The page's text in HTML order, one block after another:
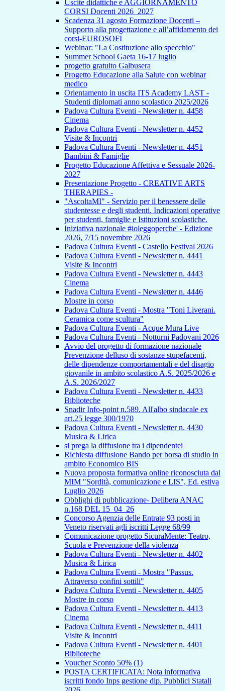
Uscite didattiche e AGGIORNAMENTO
CORSI Docenti 2026_2027
Scadenza 31 agosto Formazione Docenti –
Supporto alla progettazione e all’affidamento dei
corsi-EUROSOFI
Webinar: "La Costituzione allo specchio"
Summer School Gaeta 16-17 luglio
progetto gratuito Galbusera
Progetto Educazione alla Salute con webinar
medico
Orientamento in uscita ITS Academy LAST -
Studenti diplomati anno scolastico 2025/2026
Padova Cultura Eventi - Newsletter n. 4458
Cinema
Padova Cultura Eventi - Newsletter n. 4452
Visite & Incontri
Padova Cultura Eventi - Newsletter n. 4451
Bambini & Famiglie
Progetto Educazione Affettiva e Sessuale 2026-
2027
Presentazione Progetto - CREATIVE ARTS
THERAPIES -
"AscoltaMI" - Servizio per il benessere delle
studentesse e degli studenti. Indicazioni operative
per studenti, famiglie e Istituzioni scolastiche.
Iniziativa nazionale #ioleggoperche' - Edizione
2026, 7/15 novembre 2026
Padova Cultura Eventi - Castello Festival 2026
Padova Cultura Eventi - Newsletter n. 4441
Visite & Incontri
Padova Cultura Eventi - Newsletter n. 4443
Cinema
Padova Cultura Eventi - Newsletter n. 4446
Mostre in corso
Padova Cultura Eventi - Mostra "Toni Liverani.
Ceramica come scultura"
Padova Cultura Eventi - Acque Mura Live
Padova Cultura Eventi - Notturni Padovani 2026
Avvio del progetto di formazione nazionale
Prevenzione delluso di sostanze stupefacenti,
delle dipendenze comportamentali e del disagio
giovanile in ambito scolastico A.S. 2025/2026 e
A.S. 2026/2027
Padova Cultura Eventi - Newsletter n. 4433
Biblioteche
Snadir Info-point n.589. All'albo sindacale ex
art.25 legge 300/1970
Padova Cultura Eventi - Newsletter n. 4430
Musica & Lirica
si prega la diffusione tra i dipendentei
Richiesta diffusione Bando per borsa di studio in
ambito Economico BIS
Nuova proposta formativa online riconosciuta dal
MIM "Sordità, comunicazione e LIS", Ed. estiva
Luglio 2026
Obblighi di pubblicazione- Delibera ANAC
n.168 DEL 15_04_26
Concorso Agenzia delle Entrate 93 posti in
Veneto riservati agli iscritti Legge 68/99
Comunicazione progetto SicuraMente: Teatro,
Scuola e Prevenzione della violenza
Padova Cultura Eventi - Newsletter n. 4402
Musica & Lirica
Padova Cultura Eventi - Mostra "Passus.
Attraverso confini sottili"
Padova Cultura Eventi - Newsletter n. 4405
Mostre in corso
Padova Cultura Eventi - Newsletter n. 4413
Cinema
Padova Cultura Eventi - Newsletter n. 4411
Visite & Incontri
Padova Cultura Eventi - Newsletter n. 4401
Biblioteche
Voucher Sconto 50% (1)
POSTA CERTIFICATA: Nota informativa
iscritti fondo Inps gestione dip. Pubblici Statali